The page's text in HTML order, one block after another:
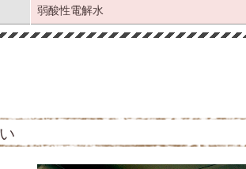
弱酸性電解水